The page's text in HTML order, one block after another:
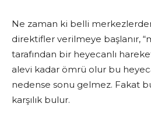
Ne zaman ki belli
direktifler verilmeye başlanır,
tarafından bir heyecanlı
alevi kadar ömrü olur bu
nedense sonu gelmez. Fakat
karşılık bulur.